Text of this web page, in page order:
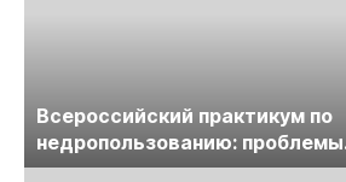
Всероссийский практикум по
недропользованию: проблемы
лицензирования,